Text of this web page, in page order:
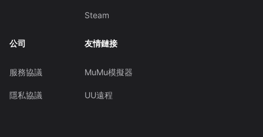
Steam
公司
服務協議
隱私協議
友情鏈接
MuMu模擬器
UU遠程